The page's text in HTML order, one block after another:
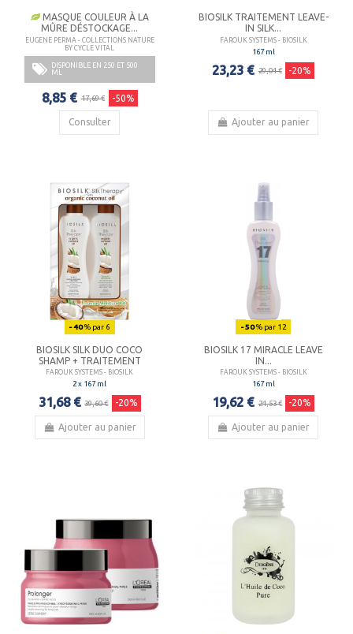
MASQUE COULEUR À LA
MÛRE DÉSTOCKAGE...
EUGENE PERMA - COLLECTIONS NATURE
BY CYCLE VITAL
DISPONIBLE EN 250 ET 500
ML
8,85 € 17,69 € -50%
Consulter
BIOSILK TRAITEMENT LEAVE-
IN SILK...
FAROUK SYSTEMS - BIOSILK
167 ml
23,23 € 29,04 € -20%
Ajouter au panier
- 40% par 6
BIOSILK SILK DUO COCO
SHAMP + TRAITEMENT
FAROUK SYSTEMS - BIOSILK
2 x 167 ml
31,68 € 39,60 € -20%
Ajouter au panier
- 50% par 12
BIOSILK 17 MIRACLE LEAVE
IN...
FAROUK SYSTEMS - BIOSILK
167 ml
19,62 € 24,53 € -20%
Ajouter au panier